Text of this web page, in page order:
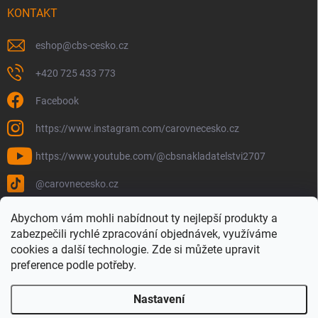
Abychom vám mohli nabídnout ty nejlepší produkty a
zabezpečili rychlé zpracování objednávek, využíváme
cookies a další technologie. Zde si můžete upravit
preference podle potřeby.
Nastavení
KONTAKT
eshop@cbs-cesko.cz
+420 725 433 773
Facebook
https://www.instagram.com/carovnecesko.cz
https://www.youtube.com/@cbsnakladatelstvi2707
@carovnecesko.cz